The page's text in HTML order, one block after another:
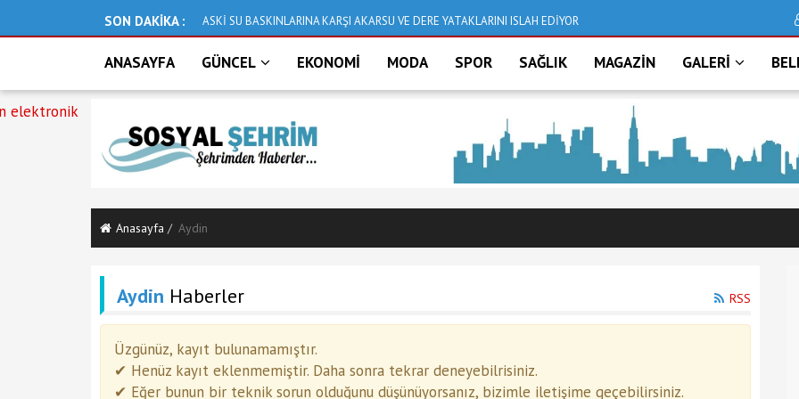
SON DAKİKA : ASKİ SU BASKINLARINA KARŞI AKARSU VE DERE YATAKLARINI ISLAH EDİYOR Deniz taştı, İzmir
ANASAYFA GÜNCEL EKONOMİ MODA SPOR SAĞLIK MAGAZİN GALERİ
Anasayfa Aydin
Aydin Haberler RSS
Üzgünüz, kayıt bulunamamıştır.
✔ Henüz kayıt eklenmemiştir. Daha sonra tekrar deneyebilrisiniz.
✔ Eğer bunun bir teknik sorun olduğunu düşünüyorsanız, bizimle iletişime geçebilirsiniz.